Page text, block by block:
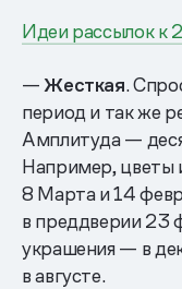
Идеи рассылок к
— Жесткая.
период и так же
Амплитуда —
Например, цветы
8 Марта и 14
в преддверии 23
украшения — в
в августе.